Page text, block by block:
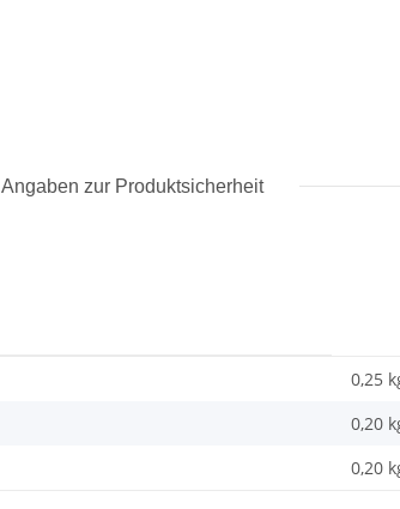
Angaben zur Produktsicherheit
0,25
0,20
0,20